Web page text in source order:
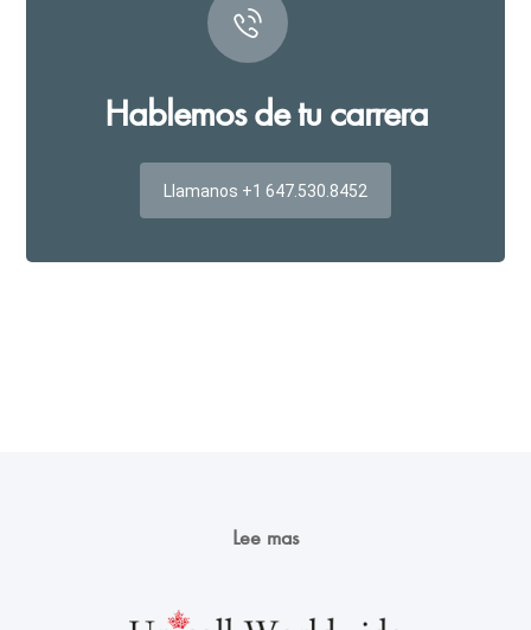
Hablemos de tu carrera
Llamanos +1 647.530.8452
Lee mas